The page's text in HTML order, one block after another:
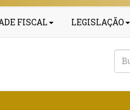
FISCAL LEGISLAÇÃO